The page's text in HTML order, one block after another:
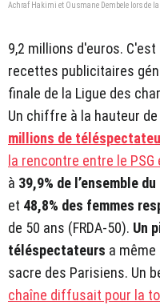
Achraf Hakimi et Ousmane Dembele lors de
9,2 millions d'euros.
recettes publicitaires
finale de la Ligue des
Un chiffre à la hauteur
millions de
la rencontre entre le
à 39,9% de l’ensemble
et 48,8% des femmes
de 50 ans (FRDA-50). Un
téléspectateurs a
sacre des Parisiens. Un
chaîne diffusait pour la